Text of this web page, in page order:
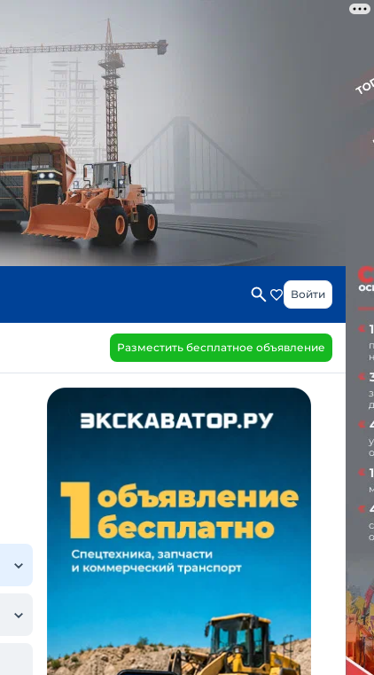
Войти
Разместить бесплатное объявление